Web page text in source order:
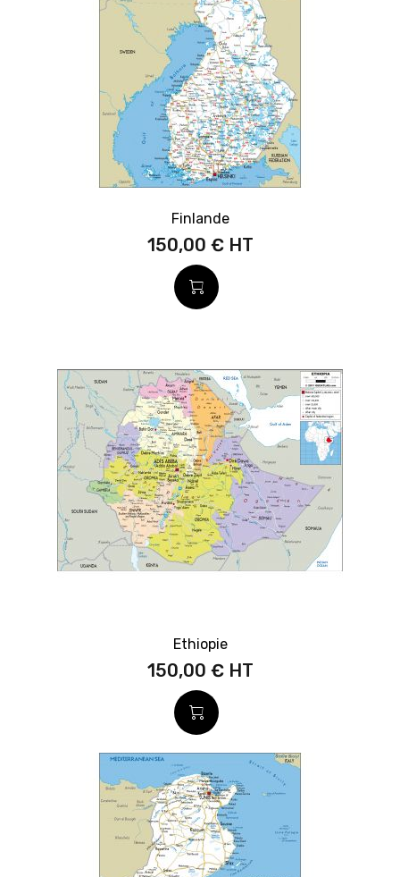
Finlande
150,00 €
Ethiopie
150,00 €